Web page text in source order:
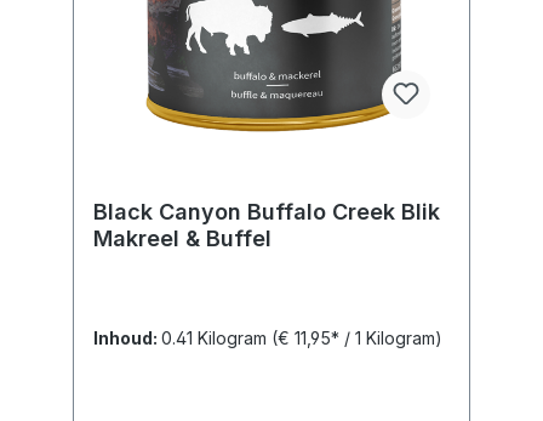
Black Canyon Buffalo Creek Blik
Makreel & Buffel
Inhoud: 0.41 Kilogram (€ 11,95* / 1 Kilogram)